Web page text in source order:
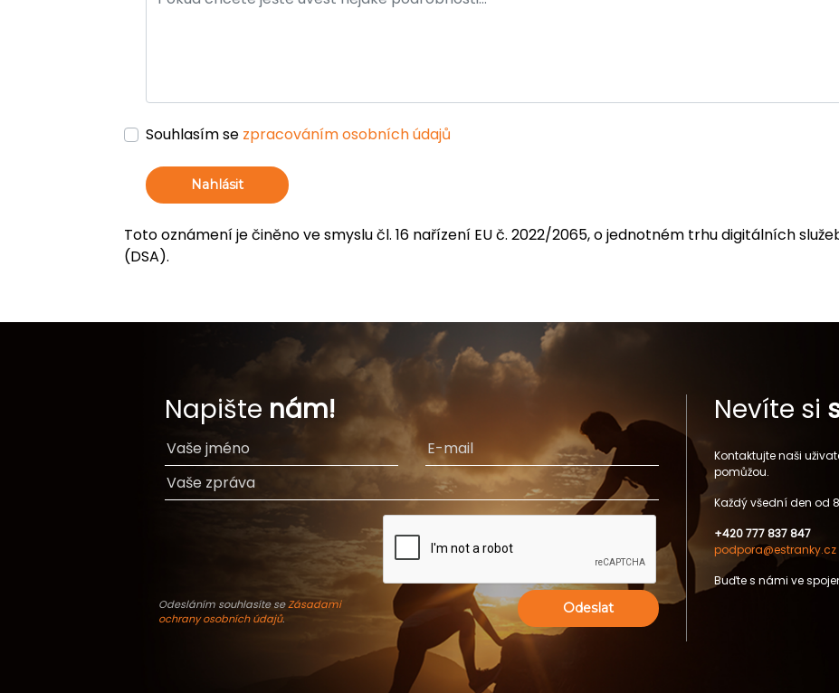
Souhlasím se zpracováním osobních údajů
Nahlásit
Toto oznámení je činěno ve smyslu čl. 16 nařízení EU č. 2022/2065, o jednotném trhu digitálních
(DSA).
Napište nám!
Odesláním souhlasíte seZásadami
ochrany osobních údajů.
Odeslat
Nevíte si
Kontaktujte naši
pomůžou.
Každý všední den od
+420 777 837 847
podpora@estranky.cz
Buďte s námi ve